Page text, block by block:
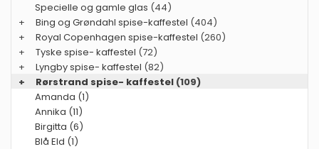
Specielle og gamle glas (44)
+
Bing og Grøndahl spise-kaffestel (404)
+
Royal Copenhagen spise-kaffestel (260)
+
Tyske spise- kaffestel (72)
+
Lyngby spise- kaffestel (82)
+
Rørstrand spise- kaffestel (109)
Amanda (1)
Annika (11)
Birgitta (6)
Blå Eld (1)